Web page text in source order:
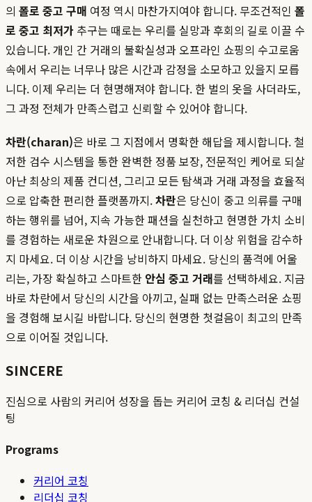
의 폴로 중고 구매 여정 역시 마찬가지여야 합니다. 무조건적인 폴
로 중고 최저가 추구는 때로는 우리를 실망과 후회의 길로 이끌 수
있습니다. 개인 간 거래의 불확실성과 오프라인 쇼핑의 수고로움
속에서 우리는 너무나 많은 시간과 감정을 소모하고 있을지 모릅
니다. 이제 우리는 더 현명해져야 합니다. 한 벌의 옷을 사더라도,
그 과정 전체가 만족스럽고 신뢰할 수 있어야 합니다.
차란(charan)은 바로 그 지점에서 명확한 해답을 제시합니다. 철
저한 검수 시스템을 통한 완벽한 정품 보장, 전문적인 케어로 되살
아난 최상의 제품 컨디션, 그리고 모든 탐색과 거래 과정을 효율적
으로 압축한 편리한 플랫폼까지.차란은 당신이 중고 의류를 구매
하는 행위를 넘어, 지속 가능한 패션을 실천하고 현명한 가치 소비
를 경험하는 새로운 차원으로 안내합니다. 더 이상 위험을 감수하
지 마세요. 더 이상 시간을 낭비하지 마세요. 당신의 품격에 어울
리는, 가장 확실하고 스마트한 안심 중고 거래를 선택하세요. 지금
바로 차란에서 당신의 시간을 아끼고, 실패 없는 만족스러운 쇼핑
을 경험해 보시길 바랍니다. 당신의 현명한 첫걸음이 최고의 만족
으로 이어질 것입니다.
SINCERE
진심으로 사람의 커리어 성장을 돕는 커리어 코칭 & 리더십 컨설
팅
Programs
커리어 코칭
리더십 코칭